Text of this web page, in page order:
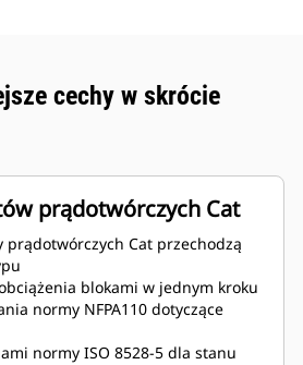
cechy w skrócie
prądotwórczych Cat
prądotwórczych Cat przechodzą
blokami w jednym kroku
normy NFPA110 dotyczące
normy ISO 8528-5 dla stanu